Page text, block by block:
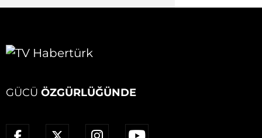
GÜCÜ ÖZGÜRLÜĞÜNDE